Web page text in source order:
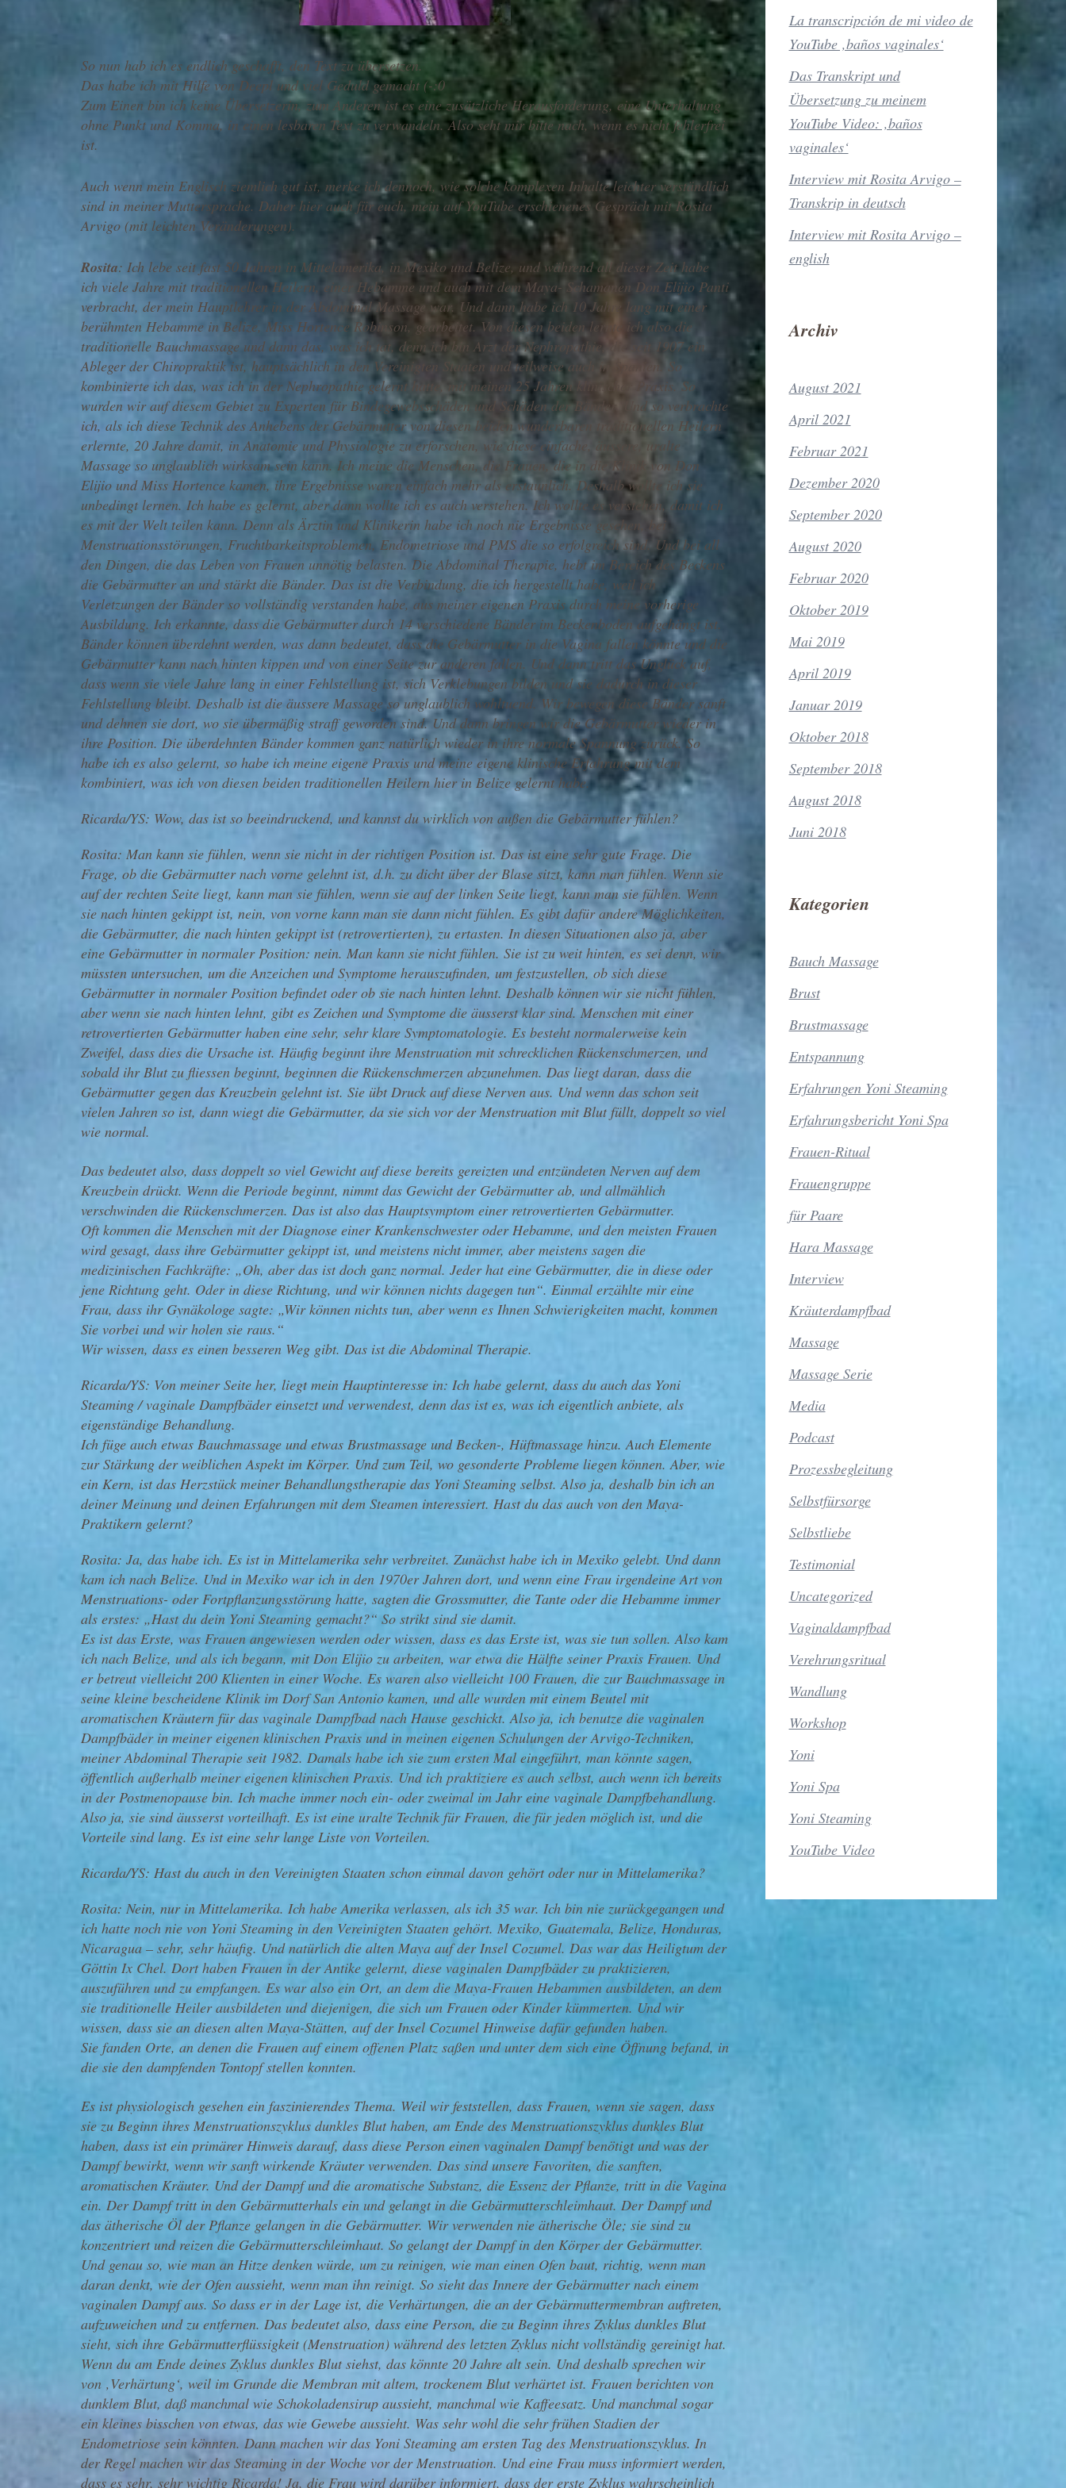
So nun hab ich es endlich geschafft, den Text zu übersetzen.
Das habe ich mit Hilfe von Deepl und viel Geduld gemacht (-:0
Zum Einen bin ich keine Übersetzerin, zum Anderen ist es eine zusätzliche Herausforderung, eine Unterhaltung
ohne Punkt und Komma, in einen lesbaren Text zu verwandeln. Also seht mir bitte nach, wenn es nicht fehlerfrei
ist.
Auch wenn mein Englisch ziemlich gut ist, merke ich dennoch, wie solche komplexen Inhalte leichter verständlich
sind in meiner Muttersprache. Daher hier auch für euch, mein auf YouTube erschienenes Gespräch mit Rosita
Arvigo (mit leichten Veränderungen).
Rosita: Ich lebe seit fast 50 Jahren in Mittelamerika, in Mexiko und Belize, und während all dieser Zeit habe
ich viele Jahre mit traditionellen Heilern, einer Hebamme und auch mit dem Maya- Schamanen Don Elijio Panti
verbracht, der mein Hauptlehrer in der Abdominal Massage war. Und dann habe ich 10 Jahre lang mit einer
berühmten Hebamme in Belize, Miss Hortence Robinson, gearbeitet. Von diesen beiden lernte ich also die
traditionelle Bauchmassage und dann das, was ich tat, denn ich bin Arzt der Nephropathie, die seit 1907 ein
Ableger der Chiropraktik ist, hauptsächlich in den Vereinigten Staaten und teilweise auch in Spanien. So
kombinierte ich das, was ich in der Nephropathie gelernt hatte, mit meinen 25 Jahren klinischer Praxis. So
wurden wir auf diesem Gebiet zu Experten für Bindegewebsschäden und Schäden der Bänder. Und so verbrachte
ich, als ich diese Technik des Anhebens der Gebärmutter von diesen beiden wunderbaren traditionellen Heilern
erlernte, 20 Jahre damit, in Anatomie und Physiologie zu erforschen, wie diese einfache, äussere, uralte
Massage so unglaublich wirksam sein kann. Ich meine die Menschen, die Frauen, die in die Klinik von Don
Elijio und Miss Hortence kamen, ihre Ergebnisse waren einfach mehr als erstaunlich. Deshalb wollte ich sie
unbedingt lernen. Ich habe es gelernt, aber dann wollte ich es auch verstehen. Ich wollte es verstehen, damit ich
es mit der Welt teilen kann. Denn als Ärztin und Klinikerin habe ich noch nie Ergebnisse gesehen, bei
Menstruationsstörungen, Fruchtbarkeitsproblemen, Endometriose und PMS die so erfolgreich sind. Und bei all
den Dingen, die das Leben von Frauen unnötig belasten. Die Abdominal Therapie, hebt im Bereich des Beckens
die Gebärmutter an und stärkt die Bänder. Das ist die Verbindung, die ich hergestellt habe, weil ich
Verletzungen der Bänder so vollständig verstanden habe, aus meiner eigenen Praxis durch meine vorherige
Ausbildung. Ich erkannte, dass die Gebärmutter durch 14 verschiedene Bänder im Beckenboden aufgehängt ist.
Bänder können überdehnt werden, was dann bedeutet, dass die Gebärmutter in die Vagina fallen könnte und die
Gebärmutter kann nach hinten kippen und von einer Seite zur anderen fallen. Und dann tritt das Unglück auf,
dass wenn sie viele Jahre lang in einer Fehlstellung ist, sich Verklebungen bilden und sie dadurch in dieser
Fehlstellung bleibt. Deshalb ist die äussere Massage so unglaublich wohltuend. Wir bewegen diese Bänder sanft
und dehnen sie dort, wo sie übermäßig straff geworden sind. Und dann bringen wir die Gebärmutter wieder in
ihre Position. Die überdehnten Bänder kommen ganz natürlich wieder in ihre normale Spannung zurück. So
habe ich es also gelernt, so habe ich meine eigene Praxis und meine eigene klinische Erfahrung mit dem
kombiniert, was ich von diesen beiden traditionellen Heilern hier in Belize gelernt habe.
Ricarda/YS: Wow, das ist so beeindruckend, und kannst du wirklich von außen die Gebärmutter fühlen?
Rosita: Man kann sie fühlen, wenn sie nicht in der richtigen Position ist. Das ist eine sehr gute Frage. Die
Frage, ob die Gebärmutter nach vorne gelehnt ist, d.h. zu dicht über der Blase sitzt, kann man fühlen. Wenn sie
auf der rechten Seite liegt, kann man sie fühlen, wenn sie auf der linken Seite liegt, kann man sie fühlen. Wenn
sie nach hinten gekippt ist, nein, von vorne kann man sie dann nicht fühlen. Es gibt dafür andere Möglichkeiten,
die Gebärmutter, die nach hinten gekippt ist (retrovertierten), zu ertasten. In diesen Situationen also ja, aber
eine Gebärmutter in normaler Position: nein. Man kann sie nicht fühlen. Sie ist zu weit hinten, es sei denn, wir
müssten untersuchen, um die Anzeichen und Symptome herauszufinden, um festzustellen, ob sich diese
Gebärmutter in normaler Position befindet oder ob sie nach hinten lehnt. Deshalb können wir sie nicht fühlen,
aber wenn sie nach hinten lehnt, gibt es Zeichen und Symptome die äusserst klar sind. Menschen mit einer
retrovertierten Gebärmutter haben eine sehr, sehr klare Symptomatologie. Es besteht normalerweise kein
Zweifel, dass dies die Ursache ist. Häufig beginnt ihre Menstruation mit schrecklichen Rückenschmerzen, und
sobald ihr Blut zu fliessen beginnt, beginnen die Rückenschmerzen abzunehmen. Das liegt daran, dass die
Gebärmutter gegen das Kreuzbein gelehnt ist. Sie übt Druck auf diese Nerven aus. Und wenn das schon seit
vielen Jahren so ist, dann wiegt die Gebärmutter, da sie sich vor der Menstruation mit Blut füllt, doppelt so viel
wie normal.
Das bedeutet also, dass doppelt so viel Gewicht auf diese bereits gereizten und entzündeten Nerven auf dem
Kreuzbein drückt. Wenn die Periode beginnt, nimmt das Gewicht der Gebärmutter ab, und allmählich
verschwinden die Rückenschmerzen. Das ist also das Hauptsymptom einer retrovertierten Gebärmutter.
Oft kommen die Menschen mit der Diagnose einer Krankenschwester oder Hebamme, und den meisten Frauen
wird gesagt, dass ihre Gebärmutter gekippt ist, und meistens nicht immer, aber meistens sagen die
medizinischen Fachkräfte: „Oh, aber das ist doch ganz normal. Jeder hat eine Gebärmutter, die in diese oder
jene Richtung geht. Oder in diese Richtung, und wir können nichts dagegen tun“. Einmal erzählte mir eine
Frau, dass ihr Gynäkologe sagte: „Wir können nichts tun, aber wenn es Ihnen Schwierigkeiten macht, kommen
Sie vorbei und wir holen sie raus.“
Wir wissen, dass es einen besseren Weg gibt. Das ist die Abdominal Therapie.
Ricarda/YS: Von meiner Seite her, liegt mein Hauptinteresse in: Ich habe gelernt, dass du auch das Yoni
Steaming / vaginale Dampfbäder einsetzt und verwendest, denn das ist es, was ich eigentlich anbiete, als
eigenständige Behandlung.
Ich füge auch etwas Bauchmassage und etwas Brustmassage und Becken-, Hüftmassage hinzu. Auch Elemente
zur Stärkung der weiblichen Aspekt im Körper. Und zum Teil, wo gesonderte Probleme liegen können. Aber, wie
ein Kern, ist das Herzstück meiner Behandlungstherapie das Yoni Steaming selbst. Also ja, deshalb bin ich an
deiner Meinung und deinen Erfahrungen mit dem Steamen interessiert. Hast du das auch von den Maya-
Praktikern gelernt?
Rosita: Ja, das habe ich. Es ist in Mittelamerika sehr verbreitet. Zunächst habe ich in Mexiko gelebt. Und dann
kam ich nach Belize. Und in Mexiko war ich in den 1970er Jahren dort, und wenn eine Frau irgendeine Art von
Menstruations- oder Fortpflanzungsstörung hatte, sagten die Grossmutter, die Tante oder die Hebamme immer
als erstes: „Hast du dein Yoni Steaming gemacht?“ So strikt sind sie damit.
Es ist das Erste, was Frauen angewiesen werden oder wissen, dass es das Erste ist, was sie tun sollen. Also kam
ich nach Belize, und als ich begann, mit Don Elijio zu arbeiten, war etwa die Hälfte seiner Praxis Frauen. Und
er betreut vielleicht 200 Klienten in einer Woche. Es waren also vielleicht 100 Frauen, die zur Bauchmassage in
seine kleine bescheidene Klinik im Dorf San Antonio kamen, und alle wurden mit einem Beutel mit
aromatischen Kräutern für das vaginale Dampfbad nach Hause geschickt. Also ja, ich benutze die vaginalen
Dampfbäder in meiner eigenen klinischen Praxis und in meinen eigenen Schulungen der Arvigo-Techniken,
meiner Abdominal Therapie seit 1982. Damals habe ich sie zum ersten Mal eingeführt, man könnte sagen,
öffentlich außerhalb meiner eigenen klinischen Praxis. Und ich praktiziere es auch selbst, auch wenn ich bereits
in der Postmenopause bin. Ich mache immer noch ein- oder zweimal im Jahr eine vaginale Dampfbehandlung.
Also ja, sie sind äusserst vorteilhaft. Es ist eine uralte Technik für Frauen, die für jeden möglich ist, und die
Vorteile sind lang. Es ist eine sehr lange Liste von Vorteilen.
Ricarda/YS: Hast du auch in den Vereinigten Staaten schon einmal davon gehört oder nur in Mittelamerika?
Rosita: Nein, nur in Mittelamerika. Ich habe Amerika verlassen, als ich 35 war. Ich bin nie zurückgegangen und
ich hatte noch nie von Yoni Steaming in den Vereinigten Staaten gehört. Mexiko, Guatemala, Belize, Honduras,
Nicaragua – sehr, sehr häufig. Und natürlich die alten Maya auf der Insel Cozumel. Das war das Heiligtum der
Göttin Ix Chel. Dort haben Frauen in der Antike gelernt, diese vaginalen Dampfbäder zu praktizieren,
auszuführen und zu empfangen. Es war also ein Ort, an dem die Maya-Frauen Hebammen ausbildeten, an dem
sie traditionelle Heiler ausbildeten und diejenigen, die sich um Frauen oder Kinder kümmerten. Und wir
wissen, dass sie an diesen alten Maya-Stätten, auf der Insel Cozumel Hinweise dafür gefunden haben.
Sie fanden Orte, an denen die Frauen auf einem offenen Platz saßen und unter dem sich eine Öffnung befand, in
die sie den dampfenden Tontopf stellen konnten.
Es ist physiologisch gesehen ein faszinierendes Thema. Weil wir feststellen, dass Frauen, wenn sie sagen, dass
sie zu Beginn ihres Menstruationszyklus dunkles Blut haben, am Ende des Menstruationszyklus dunkles Blut
haben, dass ist ein primärer Hinweis darauf, dass diese Person einen vaginalen Dampf benötigt und was der
Dampf bewirkt, wenn wir sanft wirkende Kräuter verwenden. Das sind unsere Favoriten, die sanften,
aromatischen Kräuter. Und der Dampf und die aromatische Substanz, die Essenz der Pflanze, tritt in die Vagina
ein. Der Dampf tritt in den Gebärmutterhals ein und gelangt in die Gebärmutterschleimhaut. Der Dampf und
das ätherische Öl der Pflanze gelangen in die Gebärmutter. Wir verwenden nie ätherische Öle; sie sind zu
konzentriert und reizen die Gebärmutterschleimhaut. So gelangt der Dampf in den Körper der Gebärmutter.
Und genau so, wie man an Hitze denken würde, um zu reinigen, wie man einen Ofen baut, richtig, wenn man
daran denkt, wie der Ofen aussieht, wenn man ihn reinigt. So sieht das Innere der Gebärmutter nach einem
vaginalen Dampf aus. So dass er in der Lage ist, die Verhärtungen, die an der Gebärmuttermembran auftreten,
aufzuweichen und zu entfernen. Das bedeutet also, dass eine Person, die zu Beginn ihres Zyklus dunkles Blut
sieht, sich ihre Gebärmutterflüssigkeit (Menstruation) während des letzten Zyklus nicht vollständig gereinigt hat.
Wenn du am Ende deines Zyklus dunkles Blut siehst, das könnte 20 Jahre alt sein. Und deshalb sprechen wir
von ‚Verhärtung‘, weil im Grunde die Membran mit altem, trockenem Blut verhärtet ist. Frauen berichten von
dunklem Blut, daß manchmal wie Schokoladensirup aussieht, manchmal wie Kaffeesatz. Und manchmal sogar
ein kleines bisschen von etwas, das wie Gewebe aussieht. Was sehr wohl die sehr frühen Stadien der
Endometriose sein könnten. Dann machen wir das Yoni Steaming am ersten Tag des Menstruationszyklus. In
der Regel machen wir das Steaming in der Woche vor der Menstruation. Und eine Frau muss informiert werden,
dass es sehr, sehr wichtig Ricarda! Ja, die Frau wird darüber informiert, dass der erste Zyklus wahrscheinlich
La transcripción de mi video de
YouTube ‚baños vaginales‘
Das Transkript und
Übersetzung zu meinem
YouTube Video: ‚baños
vaginales‘
Interview mit Rosita Arvigo –
Transkrip in deutsch
Interview mit Rosita Arvigo –
english
Archiv
August 2021
April 2021
Februar 2021
Dezember 2020
September 2020
August 2020
Februar 2020
Oktober 2019
Mai 2019
April 2019
Januar 2019
Oktober 2018
September 2018
August 2018
Juni 2018
Kategorien
Bauch Massage
Brust
Brustmassage
Entspannung
Erfahrungen Yoni Steaming
Erfahrungsbericht Yoni Spa
Frauen-Ritual
Frauengruppe
für Paare
Hara Massage
Interview
Kräuterdampfbad
Massage
Massage Serie
Media
Podcast
Prozessbegleitung
Selbstfürsorge
Selbstliebe
Testimonial
Uncategorized
Vaginaldampfbad
Verehrungsritual
Wandlung
Workshop
Yoni
Yoni Spa
Yoni Steaming
YouTube Video